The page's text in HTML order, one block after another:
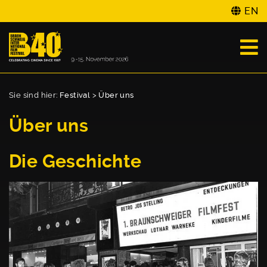
EN
Sie sind hier: Festival > Über uns
Über uns
Die Geschichte